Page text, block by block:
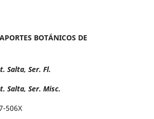
BOTÁNICOS DE
Salta, Ser. Fl.
Salta, Ser. Misc.
506X